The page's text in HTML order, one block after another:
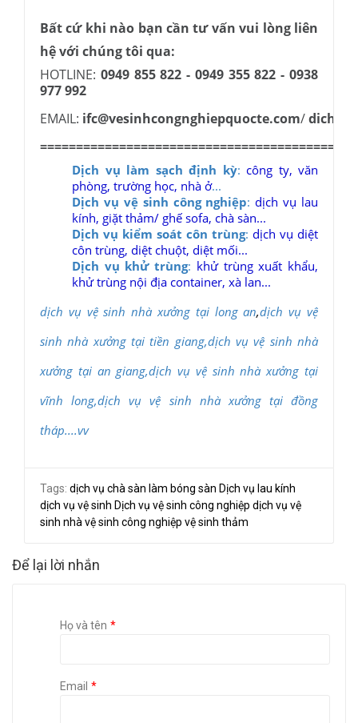
Bất cứ khi nào bạn cần tư vấn vui lòng liên
hệ với chúng tôi qua:
HOTLINE: 0949 855 822 - 0949 355 822 - 0938
977 992
EMAIL: ifc@vesinhcongnghiepquocte.com/
Dịch vụ làm sạch định kỳ: công ty, văn
phòng, trường học, nhà ở...
Dịch vụ vệ sinh công nghiệp:dịch vụ lau
kính, giặt thảm/ ghế sofa, chà sàn...
Dịch vụ kiểm soát côn trùng: dịch vụ diệt
côn trùng, diệt chuột, diệt mối...
Dịch vụ khử trùng: khử trùng xuất khẩu,
khử trùng nội địa container, xà lan...
dịch vụ vệ sinh nhà xưởng tại long an,dịch vụ vệ
sinh nhà xưởng tại tiền giang,dịch vụ vệ sinh nhà
xưởng tại an giang,dịch vụ vệ sinh nhà xưởng tại
vĩnh long,dịch vụ vệ sinh nhà xưởng tại đồng
tháp....vv
Tags: dịch vụ chà sàn làm bóng sàn Dịch vụ lau kính
dịch vụ vệ sinh Dịch vụ vệ sinh công nghiệp dịch vụ vệ
sinh nhà vệ sinh công nghiệp vệ sinh thảm
Để lại lời nhắn
Họ và tên
Email